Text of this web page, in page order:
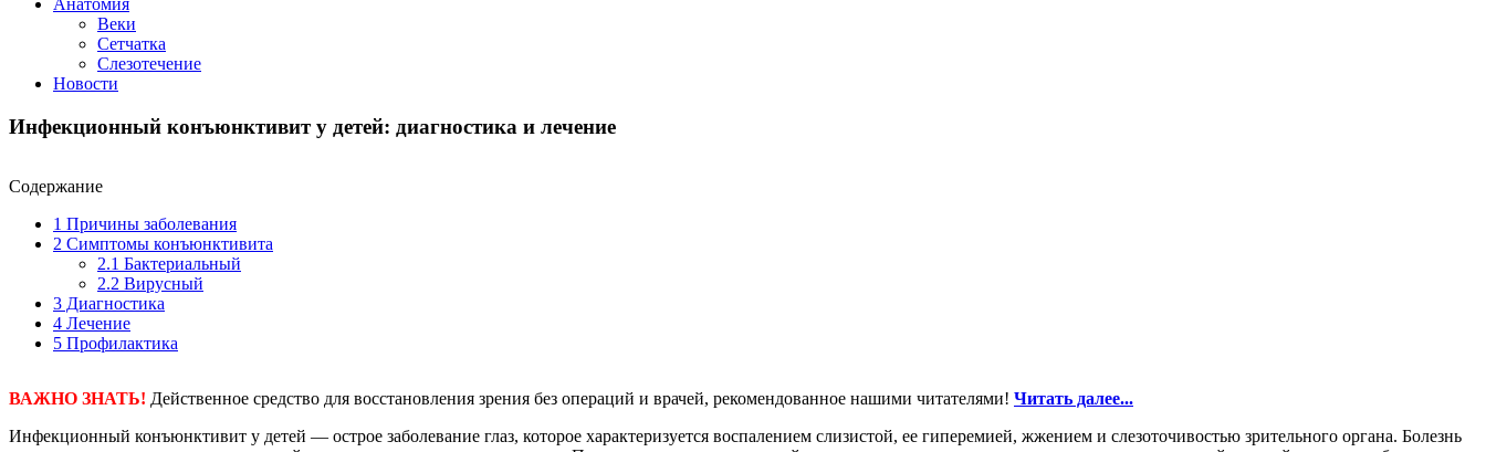
Анатомия
Веки
Сетчатка
Слезотечение
Новости
Инфекционный конъюнктивит у детей: диагностика и лечение
Содержание
1 Причины заболевания
2 Симптомы конъюнктивита
2.1 Бактериальный
2.2 Вирусный
3 Диагностика
4 Лечение
5 Профилактика
ВАЖНО ЗНАТЬ! Действенное средство для восстановления зрения без операций и врачей, рекомендованное нашими читателями! Читать далее...
Инфекционный конъюнктивит у детей — острое заболевание глаз, которое характеризуется воспалением слизистой, ее гиперемией, жжением и слезоточивостью зрительного органа. Болезнь